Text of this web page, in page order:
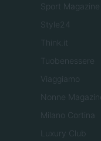
Sport Magazine
Style24
Think.it
Tuobenessere
Viaggiamo
Nonne Magazine
Milano Cortina
Luxury Club